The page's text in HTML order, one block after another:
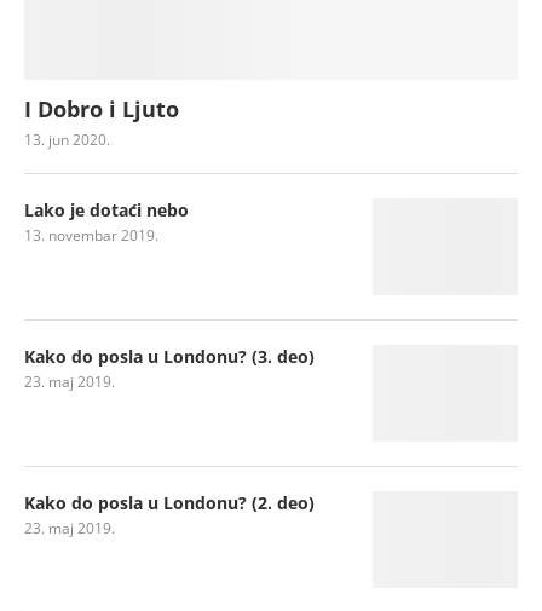
I Dobro i Ljuto
13. jun 2020.
Lako je dotaći nebo
13. novembar 2019.
Kako do posla u Londonu? (3. deo)
23. maj 2019.
Kako do posla u Londonu? (2. deo)
23. maj 2019.